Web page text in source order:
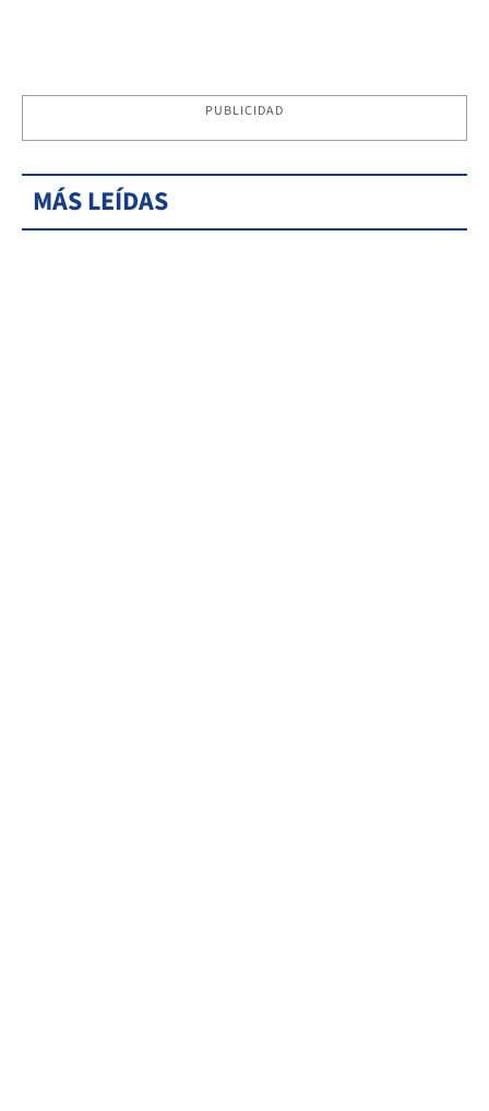
PUBLICIDAD
MÁS LEÍDAS